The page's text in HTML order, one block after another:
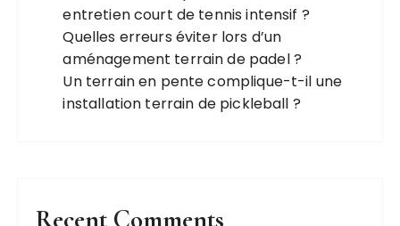
entretien court de tennis intensif ?
Quelles erreurs éviter lors d’un
aménagement terrain de padel ?
Un terrain en pente complique-t-il une
installation terrain de pickleball ?
Recent Comments